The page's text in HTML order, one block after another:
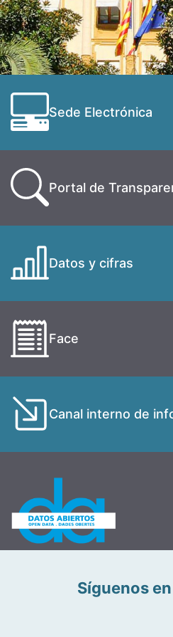
Sede Electrónica
Portal de
Datos y cifras
Face
Canal interno de
Síguenos